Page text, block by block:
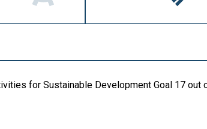
for Sustainable Development Goal 17 out